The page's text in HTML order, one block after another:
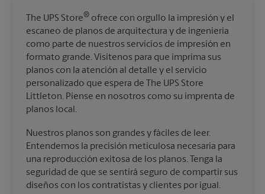
The UPS Store® ofrece con orgullo la impresión y el
escaneo de planos de arquitectura y de ingeniería
como parte de nuestros servicios de impresión en
formato grande. Visítenos para que imprima sus
planos con la atención al detalle y el servicio
personalizado que espera de The UPS Store
Littleton. Piense en nosotros como su imprenta de
planos local.
Nuestros planos son grandes y fáciles de leer.
Entendemos la precisión meticulosa necesaria para
una reproducción exitosa de los planos. Tenga la
seguridad de que se sentirá seguro de compartir sus
diseños con los contratistas y clientes por igual.